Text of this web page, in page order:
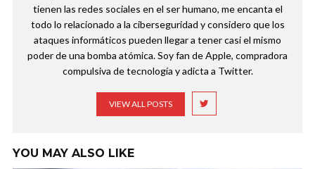
tienen las redes sociales en el ser humano, me encanta el
todo lo relacionado a la ciberseguridad y considero que los
ataques informáticos pueden llegar a tener casi el mismo
poder de una bomba atómica. Soy fan de Apple, compradora
compulsiva de tecnología y adicta a Twitter.
VIEW ALL POSTS
YOU MAY ALSO LIKE